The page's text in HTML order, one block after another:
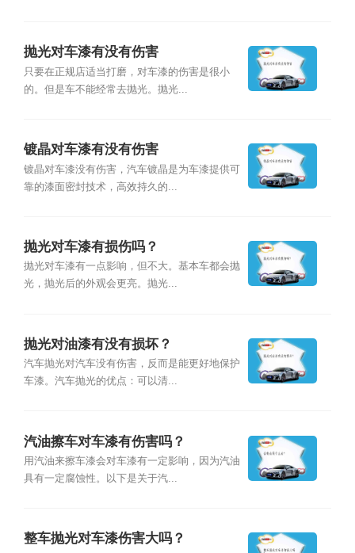
抛光对车漆有没有伤害
只要在正规店适当打磨，对车漆的伤害是很小
的。但是车不能经常去抛光。抛光...
镀晶对车漆有没有伤害
镀晶对车漆没有伤害，汽车镀晶是为车漆提供可
靠的漆面密封技术，高效持久的...
抛光对车漆有损伤吗？
抛光对车漆有一点影响，但不大。基本车都会抛
光，抛光后的外观会更亮。抛光...
抛光对油漆有没有损坏？
汽车抛光对汽车没有伤害，反而是能更好地保护
车漆。汽车抛光的优点：可以清...
汽油擦车对车漆有伤害吗？
用汽油来擦车漆会对车漆有一定影响，因为汽油
具有一定腐蚀性。以下是关于汽...
整车抛光对车漆伤害大吗？